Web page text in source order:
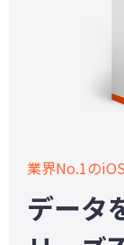
業界No.1の
データ